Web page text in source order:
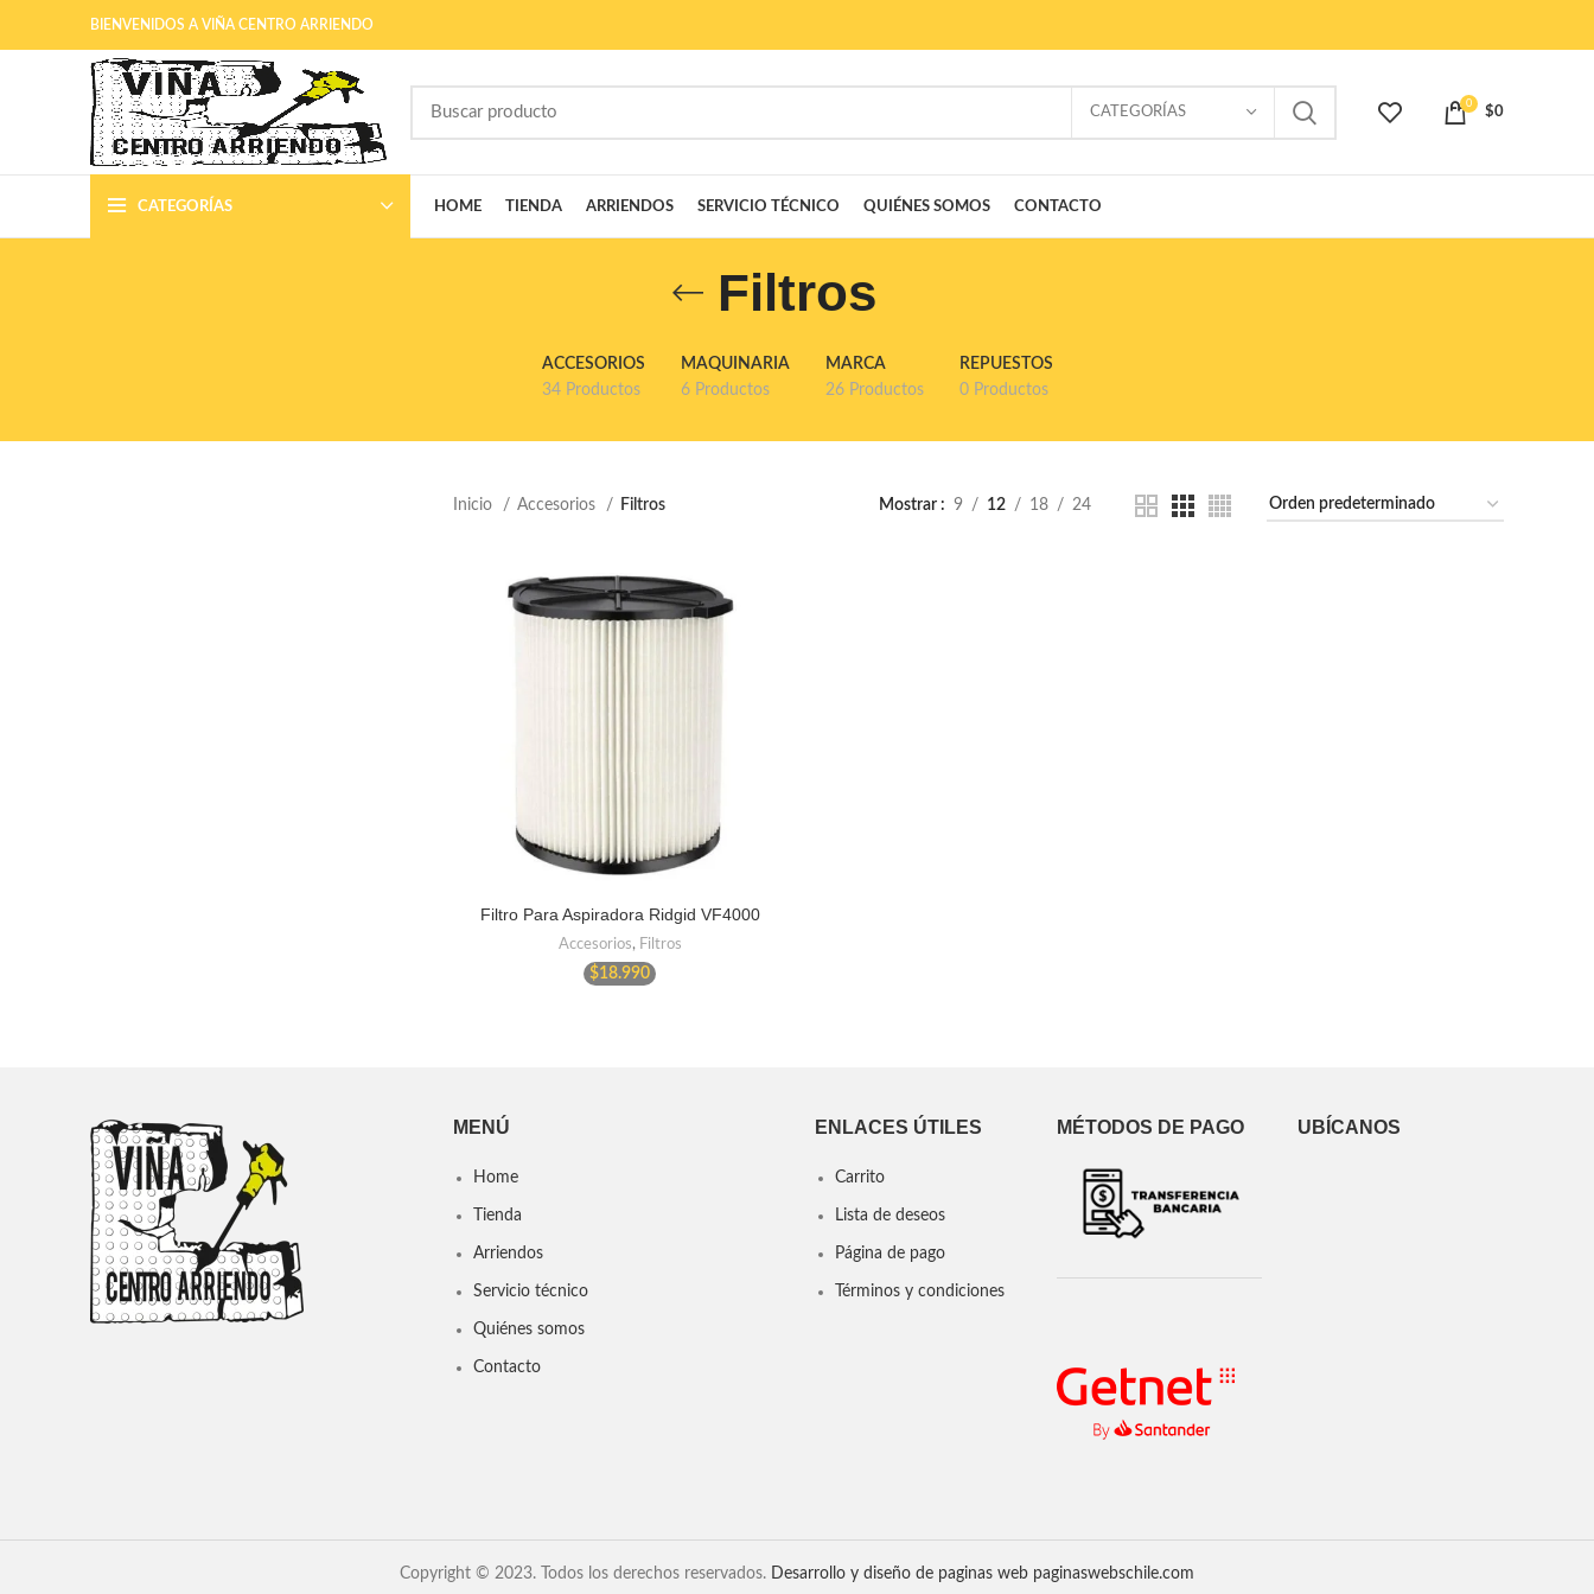
BIENVENIDOS A VIÑA CENTRO ARRIENDO
CATEGORÍAS
0
$0
CATEGORÍAS HOME TIENDA ARRIENDOS SERVICIO TÉCNICO QUIÉNES SOMOS CONTACTO
Filtros
ACCESORIOS
34 Productos
MAQUINARIA
6 Productos
MARCA
26 Productos
REPUESTOS
0 Productos
Inicio Accesorios Filtros Mostrar 9 12 18 24
Filtro Para Aspiradora Ridgid VF4000
Accesorios, Filtros
$18.990
MENÚ
Home
Tienda
Arriendos
Servicio técnico
Quiénes somos
Contacto
ENLACES ÚTILES
Carrito
Lista de deseos
Página de pago
Términos y condiciones
MÉTODOS DE PAGO UBÍCANOS
Copyright © 2023. Todos los derechos reservados. Desarrollo y diseño de paginas web paginaswebschile.com